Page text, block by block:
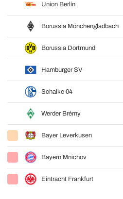
Union Berlín
Borussia Mönchengladbach
Borussia Dortmund
Hamburger SV
Schalke 04
Werder Brémy
Bayer Leverkusen
Bayern Mnichov
Eintracht Frankfurt